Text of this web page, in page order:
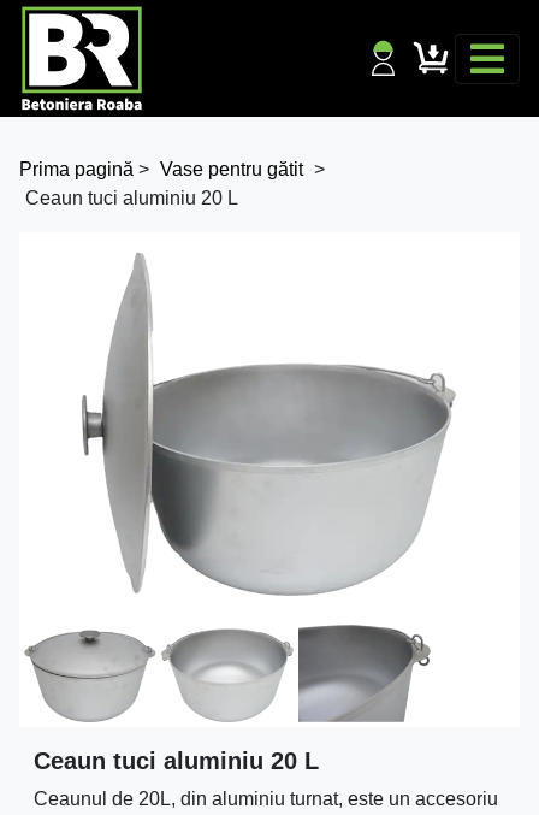
Prima pagină > Vase pentru gătit >
Ceaun tuci aluminiu 20 L
Ceaun tuci aluminiu 20 L
Ceaunul de 20L, din aluminiu turnat, este un accesoriu